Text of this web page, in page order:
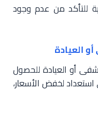
للتأكد من عدم وجود
العيادة
أو العيادة للحصول
لخفض الأسعار،